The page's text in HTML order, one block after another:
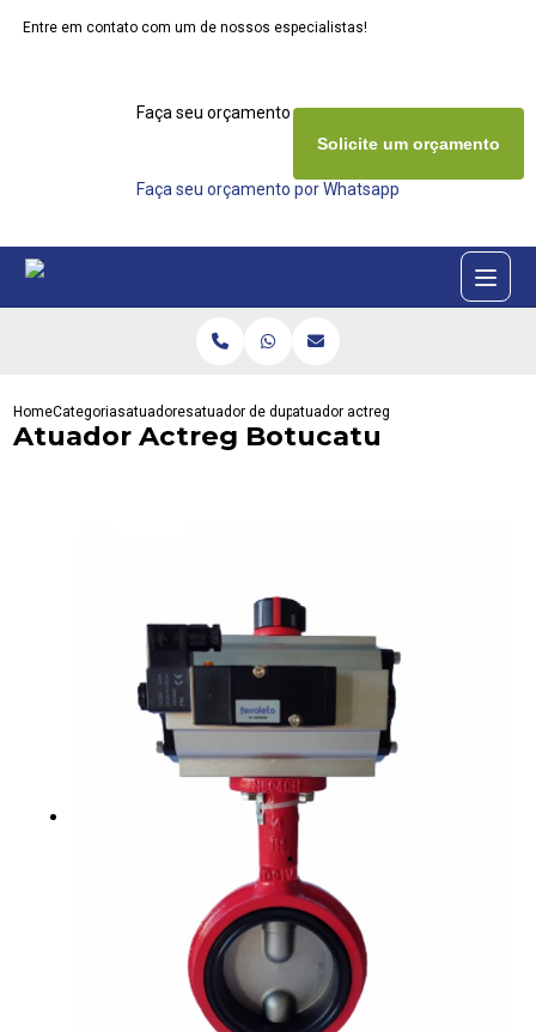
Entre em contato com um de nossos especialistas!
Faça seu orçamento agora mesmo
Faça seu orçamento por Whatsapp
Solicite um orçamento
HomeCategoriasatuadoresatuador de dupla acaoatuador actreg botucatu
Atuador Actreg Botucatu